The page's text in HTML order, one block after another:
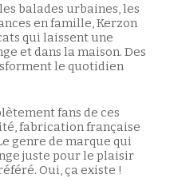
est vide.
balades urbaines, les
en famille, Kerzon
qui laissent une
et dans la maison. Des
le quotidien
fans de ces
fabrication française
genre de marque qui
juste pour le plaisir
Oui, ça existe !